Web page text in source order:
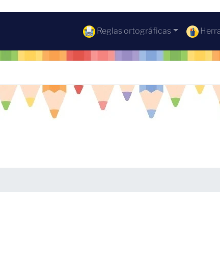
Reglas ortográficas